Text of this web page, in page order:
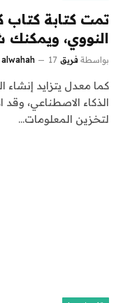
تمت كتابة
النووي، ويمكنك
بواسطة فريق alwahah 17 يناير، 2025
كما معدل يتزايد إنشاء
الذكاء الاصطناعي،
لتخزين المعلومات…